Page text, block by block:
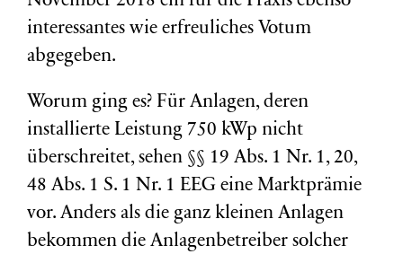
interessantes wie erfreuliches Votum
abgegeben.
Worum ging es? Für Anlagen, deren
installierte Leistung 750 kWp nicht
überschreitet, sehen §§ 19 Abs. 1 Nr. 1, 20,
48 Abs. 1 S. 1 Nr. 1 EEG eine Marktprämie
vor. Anders als die ganz kleinen Anlagen
bekommen die Anlagenbetreiber solcher